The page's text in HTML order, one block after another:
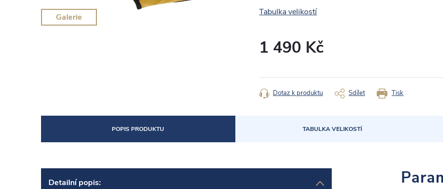
Galerie Tabulka velikostí
1 490 Kč
Tisk
Dotaz k produktu Sdílet
POPIS PRODUKTU TABULKA VELIKOSTÍ
Detailní popis: